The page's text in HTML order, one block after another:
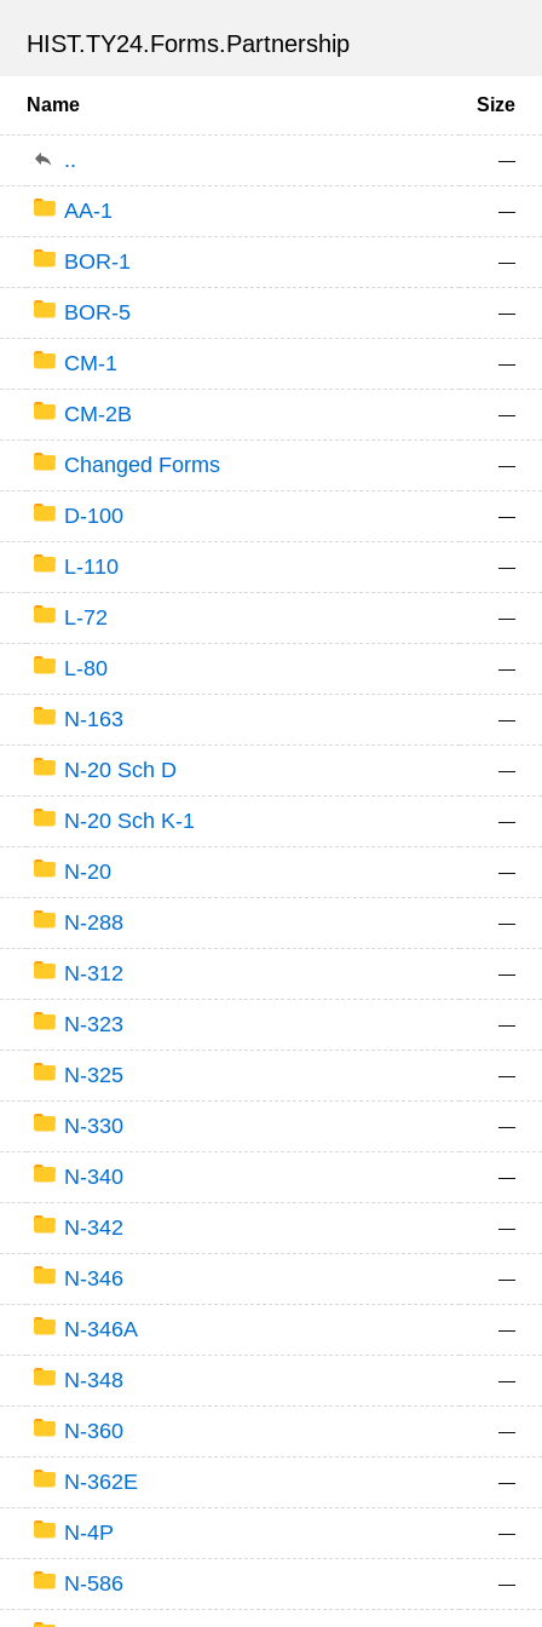
HIST.TY24.Forms.Partnership
Name Size
.. —
AA-1 —
BOR-1 —
BOR-5 —
CM-1 —
CM-2B —
Changed Forms —
D-100 —
L-110 —
L-72 —
L-80 —
N-163 —
N-20 Sch D —
N-20 Sch K-1 —
N-20 —
N-288 —
N-312 —
N-323 —
N-325 —
N-330 —
N-340 —
N-342 —
N-346 —
N-346A —
N-348 —
N-360 —
N-362E —
N-4P —
N-586 —